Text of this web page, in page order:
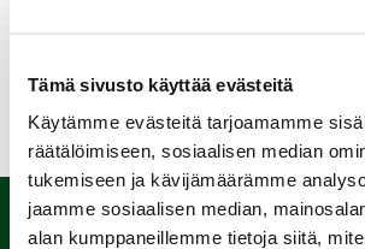
Tämä sivusto käyttää evästeitä
Käytämme evästeitä tarjoamamme
räätälöimiseen, sosiaalisen median
tukemiseen ja kävijämäärämme
jaamme sosiaalisen median,
alan kumppaneillemme tietoja siitä,
Kuva Laurin ensimmäisestä holarista
kolmen vuoden takaa.